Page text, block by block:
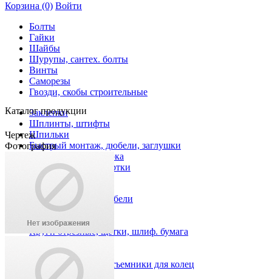
Корзина (0) Войти
Болты
Гайки
Шайбы
Шурупы, сантех. болты
Винты
Саморезы
Гвозди, скобы строительные
Заклепки
Шплинты, штифты
Шпильки
Быстрый монтаж, дюбели, заглушки
Электроды, проволока
Сверла, буры, развертки
Инструмент
Анкеры, рамные дюбели
Скобы, пистолет
Хомуты
Круги отрезные, щетки, шлиф. бумага
Биты
Кольца стопорные, съемники для колец
Каталог продукции
Чертеж
Фотография